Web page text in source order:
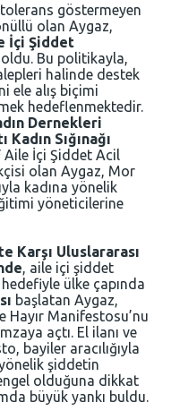
göstermeyen
olan Aygaz,
İçi Şiddet
oldu. Bu politikayla,
halinde destek
ele alış biçimi
hedeflenmektedir.
Dernekleri
Kadın Sığınağı
Aile İçi Şiddet Acil
olan Aygaz, Mor
kadına yönelik
yöneticilerine
Karşı Uluslararası
, aile içi şiddet
ülke çapında
başlatan Aygaz,
Hayır Manifestosu’nu
açtı. El ilanı ve
bayiler aracılığıyla
yönelik şiddetin
olduğuna dikkat
büyük yankı buldu.